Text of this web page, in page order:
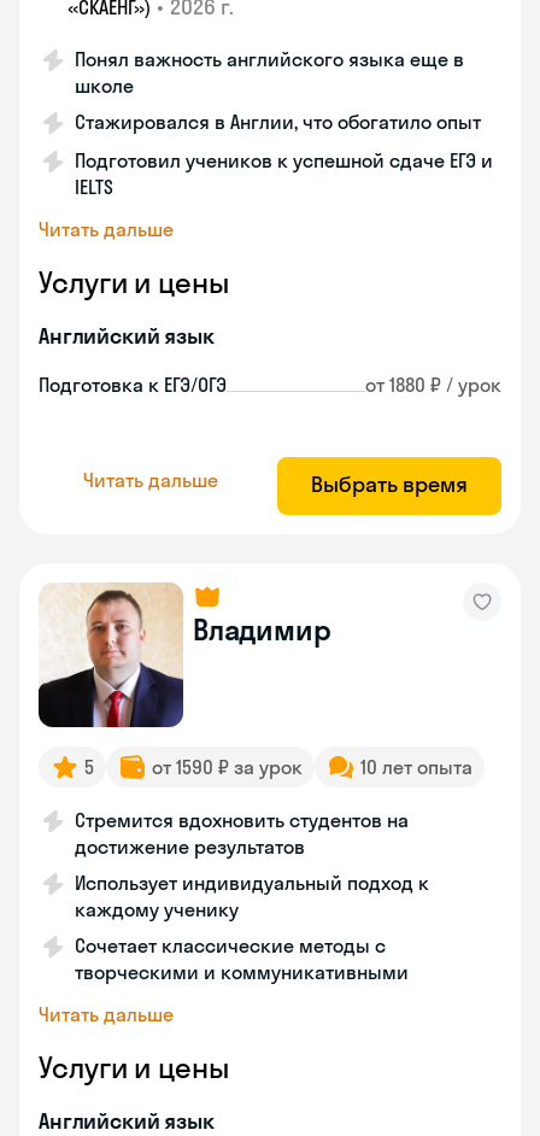
«СКАЕНГ») • 2026 г.
Понял важность английского языка еще в
школе
Стажировался в Англии, что обогатило опыт
Подготовил учеников к успешной сдаче ЕГЭ и
IELTS
Читать дальше
Услуги и цены
Английский язык
Подготовка к ЕГЭ/ОГЭ от 1880 ₽ / урок
Читать дальше Выбрать время
Владимир
5 от 1590 ₽ за урок 10 лет опыта
Стремится вдохновить студентов на
достижение результатов
Использует индивидуальный подход к
каждому ученику
Сочетает классические методы с
творческими и коммуникативными
Читать дальше
Услуги и цены
Английский язык